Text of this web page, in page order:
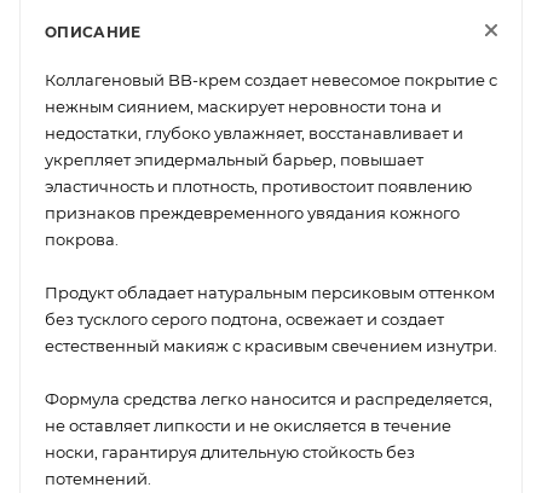
ОПИСАНИЕ
Коллагеновый BB-крем создает невесомое покрытие с
нежным сиянием, маскирует неровности тона и
недостатки, глубоко увлажняет, восстанавливает и
укрепляет эпидермальный барьер, повышает
эластичность и плотность, противостоит появлению
признаков преждевременного увядания кожного
покрова.
Продукт обладает натуральным персиковым оттенком
без тусклого серого подтона, освежает и создает
естественный макияж с красивым свечением изнутри.
Формула средства легко наносится и распределяется,
не оставляет липкости и не окисляется в течение
носки, гарантируя длительную стойкость без
потемнений.